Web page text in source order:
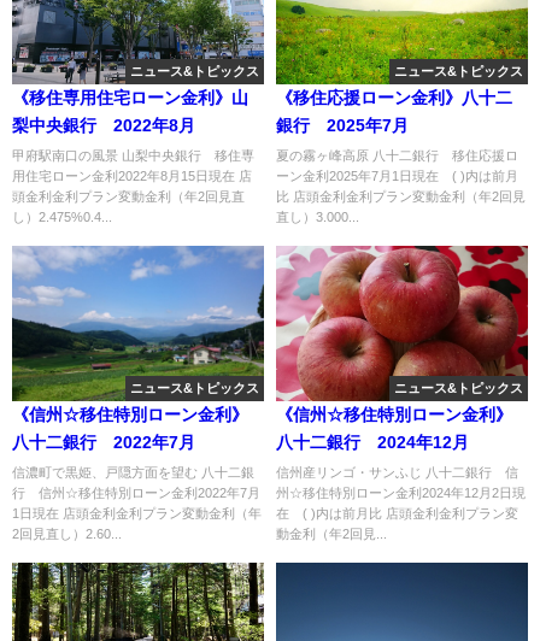
ニュース&トピックス
《移住専用住宅ローン金利》山
梨中央銀行 2022年8月
甲府駅南口の風景 山梨中央銀行 移住専
用住宅ローン金利2022年8月15日現在 店
頭金利金利プラン変動金利（年2回見直
し）2.475%0.4...
ニュース&トピックス
《移住応援ローン金利》八十二
銀行 2025年7月
夏の霧ヶ峰高原 八十二銀行 移住応援ロ
ーン金利2025年7月1日現在 ( )内は前月
比 店頭金利金利プラン変動金利（年2回見
直し）3.000...
ニュース&トピックス
《信州☆移住特別ローン金利》
八十二銀行 2022年7月
信濃町で黒姫、戸隠方面を望む 八十二銀
行 信州☆移住特別ローン金利2022年7月
1日現在 店頭金利金利プラン変動金利（年
2回見直し）2.60...
ニュース&トピックス
《信州☆移住特別ローン金利》
八十二銀行 2024年12月
信州産リンゴ・サンふじ 八十二銀行 信
州☆移住特別ローン金利2024年12月2日現
在 ( )内は前月比 店頭金利金利プラン変
動金利（年2回見...